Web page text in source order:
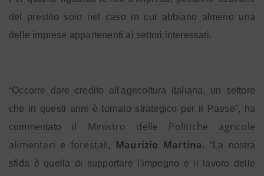
del prestito solo nel caso in cui abbiano almeno una
delle imprese appartenenti ai settori interessati.
“Occorre dare credito all'agricoltura italiana, un settore
che in questi anni è tornato strategico per il Paese”, ha
commentato il
Ministro delle Politiche agricole
alimentari e forestali, Maurizio Martina . “La nostra
sfida è quella di supportare l'impegno e il lavoro delle